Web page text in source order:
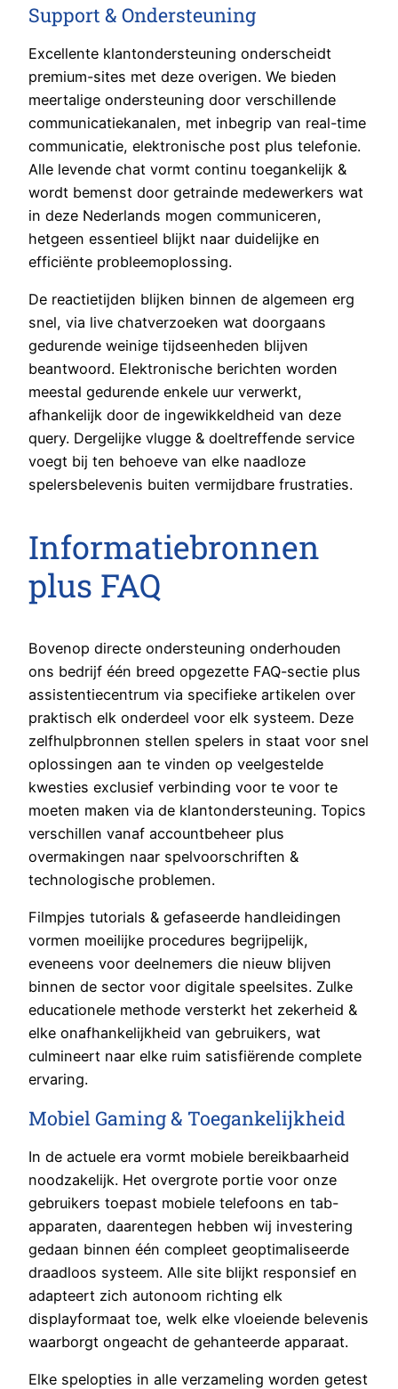
Support & Ondersteuning
Excellente klantondersteuning onderscheidt
premium-sites met deze overigen. We bieden
meertalige ondersteuning door verschillende
communicatiekanalen, met inbegrip van real-time
communicatie, elektronische post plus telefonie.
Alle levende chat vormt continu toegankelijk &
wordt bemenst door getrainde medewerkers wat
in deze Nederlands mogen communiceren,
hetgeen essentieel blijkt naar duidelijke en
efficiënte probleemoplossing.
De reactietijden blijken binnen de algemeen erg
snel, via live chatverzoeken wat doorgaans
gedurende weinige tijdseenheden blijven
beantwoord. Elektronische berichten worden
meestal gedurende enkele uur verwerkt,
afhankelijk door de ingewikkeldheid van deze
query. Dergelijke vlugge & doeltreffende service
voegt bij ten behoeve van elke naadloze
spelersbelevenis buiten vermijdbare frustraties.
Informatiebronnen
plus FAQ
Bovenop directe ondersteuning onderhouden
ons bedrijf één breed opgezette FAQ-sectie plus
assistentiecentrum via specifieke artikelen over
praktisch elk onderdeel voor elk systeem. Deze
zelfhulpbronnen stellen spelers in staat voor snel
oplossingen aan te vinden op veelgestelde
kwesties exclusief verbinding voor te voor te
moeten maken via de klantondersteuning. Topics
verschillen vanaf accountbeheer plus
overmakingen naar spelvoorschriften &
technologische problemen.
Filmpjes tutorials & gefaseerde handleidingen
vormen moeilijke procedures begrijpelijk,
eveneens voor deelnemers die nieuw blijven
binnen de sector voor digitale speelsites. Zulke
educationele methode versterkt het zekerheid &
elke onafhankelijkheid van gebruikers, wat
culmineert naar elke ruim satisfiërende complete
ervaring.
Mobiel Gaming & Toegankelijkheid
In de actuele era vormt mobiele bereikbaarheid
noodzakelijk. Het overgrote portie voor onze
gebruikers toepast mobiele telefoons en tab-
apparaten, daarentegen hebben wij investering
gedaan binnen één compleet geoptimaliseerde
draadloos systeem. Alle site blijkt responsief en
adapteert zich autonoom richting elk
displayformaat toe, welk elke vloeiende belevenis
waarborgt ongeacht de gehanteerde apparaat.
Elke spelopties in alle verzameling worden getest